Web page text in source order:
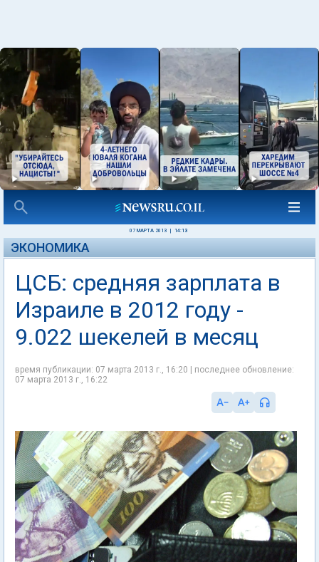
07 МАРТА 2013 14:13
ЭКОНОМИКА
ЦСБ: средняя зарплата в
Израиле в 2012 году -
9.022 шекелей в месяц
время публикации: 07 марта 2013 г., 16:20 | последнее обновление:
07 марта 2013 г., 16:22